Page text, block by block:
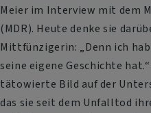
Meier im Interview mit dem
(MDR). Heute denke sie
Mittfünzigerin: „Denn ich
seine eigene Geschichte
tätowierte Bild auf der
das sie seit dem Unfalltod